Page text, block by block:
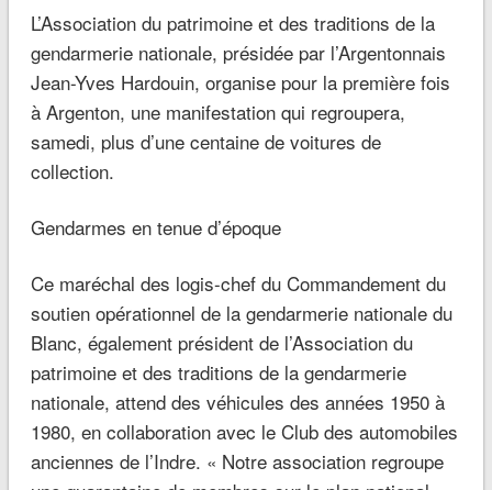
L’Association du patrimoine et des traditions de la
gendarmerie nationale, présidée par l’Argentonnais
Jean-Yves Hardouin, organise pour la première fois
à Argenton, une manifestation qui regroupera,
samedi, plus d’une centaine de voitures de
collection.
Gendarmes en tenue d’époque
Ce maréchal des logis-chef du Commandement du
soutien opérationnel de la gendarmerie nationale du
Blanc, également président de l’Association du
patrimoine et des traditions de la gendarmerie
nationale, attend des véhicules des années 1950 à
1980, en collaboration avec le Club des automobiles
anciennes de l’Indre. « Notre association regroupe